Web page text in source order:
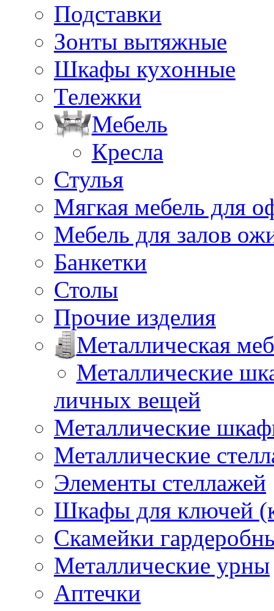
Подставки
Зонты вытяжные
Шкафы кухонные
Тележки
Мебель
Кресла
Стулья
Мягкая мебель для
Мебель для залов
Банкетки
Столы
Прочие изделия
Металлическая
Металлические
личных вещей
Металлические
Металлические
Элементы стеллажей
Шкафы для ключей
Скамейки
Металлические урны
Аптечки